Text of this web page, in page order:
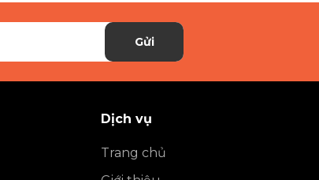
Gửi
Dịch vụ
Trang chủ